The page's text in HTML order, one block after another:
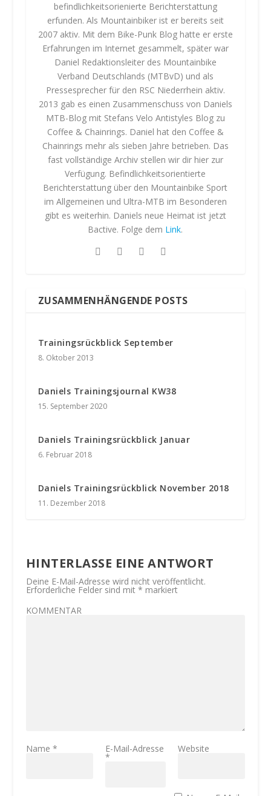
befindlichkeitsorienierte Berichterstattung
erfunden. Als Mountainbiker ist er bereits seit
2007 aktiv. Mit dem Bike-Punk Blog hatte er erste
Erfahrungen im Internet gesammelt, später war
Daniel Redaktionsleiter des Mountainbike
Verband Deutschlands (MTBvD) und als
Pressesprecher für den RSC Niederrhein aktiv.
2013 gab es einen Zusammenschuss von Daniels
MTB-Blog mit Stefans Velo Antistyles Blog zu
Coffee & Chainrings. Daniel hat den Coffee &
Chainrings mehr als sieben Jahre betrieben. Das
fast vollständige Archiv stellen wir dir hier zur
Verfügung. Befindlichkeitsorientierte
Berichterstattung über den Mountainbike Sport
im Allgemeinen und Ultra-MTB im Besonderen
gibt es weiterhin. Daniels neue Heimat ist jetzt
Bactive. Folge dem Link.
ZUSAMMENHÄNGENDE POSTS
Trainingsrückblick September
8. Oktober 2013
Daniels Trainingsjournal KW38
15. September 2020
Daniels Trainingsrückblick Januar
6. Februar 2018
Daniels Trainingsrückblick November 2018
11. Dezember 2018
HINTERLASSE EINE ANTWORT
Deine E-Mail-Adresse wird nicht veröffentlicht.
Erforderliche Felder sind mit * markiert
KOMMENTAR
Name * E-Mail-Adresse
*
Website